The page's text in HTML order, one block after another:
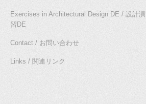
Exercises in Architectural Design DE / 設計演
習DE
Contact / お問い合わせ
Links / 関連リンク